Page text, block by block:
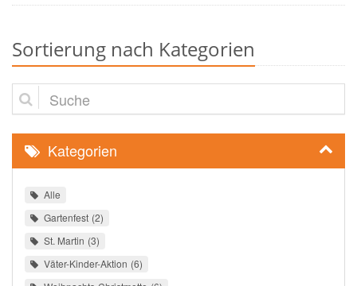
Sortierung nach Kategorien
Suche
Kategorien
Alle
Gartenfest 2
St. Martin 3
Väter-Kinder-Aktion 6